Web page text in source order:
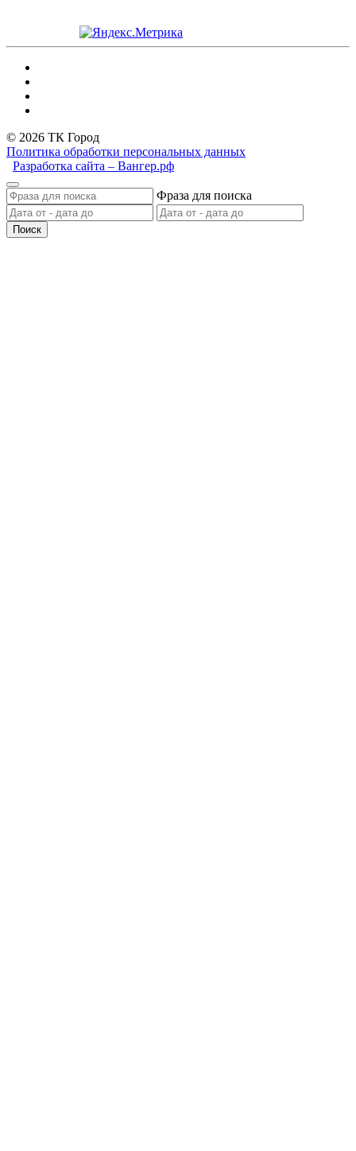
© 2026 ТК Город
Политика обработки персональных данных
Разработка сайта – Вангер.рф
Фраза для поиска
Поиск